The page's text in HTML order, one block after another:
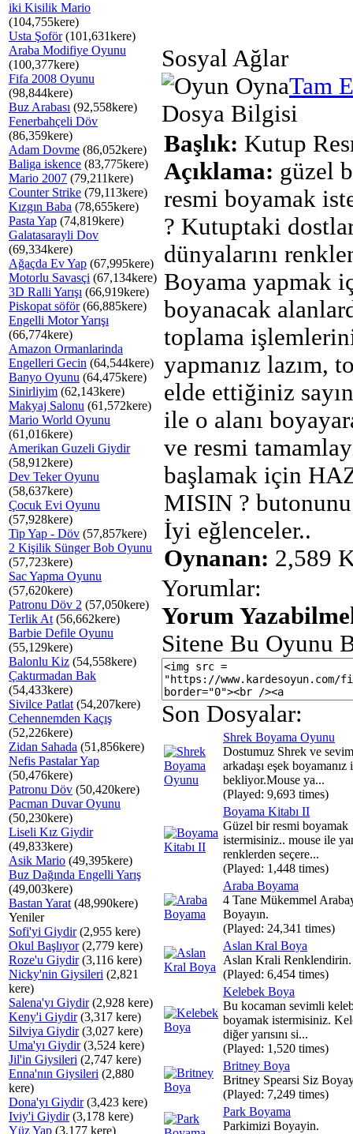
iki Kisilik Mario
(104,755kere)
Usta Şoför(101,631kere)
Araba Modifiye Oyunu
(100,377kere)
Fifa 2008 Oyunu
(98,844kere)
Buz Arabası (92,558kere)
Fenerbahçeli Döv
(86,359kere)
Adam Dovme (86,052kere)
Baliga iskence (83,775kere)
Mario 2007 (79,211kere)
Counter Strike (79,113kere)
Kızgın Baba (78,655kere)
Pasta Yap (74,819kere)
Galatasarayli Dov
(69,334kere)
Ağaçda Ev Yap (67,995kere)
Motorlu Savasçi (67,134kere)
3D Ralli Yarışı (66,919kere)
Piskopat söför(66,885kere)
Engelli Motor Yarışı
(66,774kere)
Amazon Ormanlarinda
Engelleri Gecin (64,544kere)
Banyo Oyunu (64,475kere)
Sinirliyim (62,143kere)
Makyaj Salonu (61,572kere)
Mario World Oyunu
(61,016kere)
Amerikan Guzeli Giydir
(58,912kere)
Dev Teker Oyunu
(58,637kere)
Çocuk Evi Oyunu
(57,928kere)
Tip Yap - Döv (57,857kere)
2 Kişilik Sünger Bob Oyunu
(57,723kere)
Sac Yapma Oyunu
(57,620kere)
Patronu Döv 2 (57,050kere)
Terlik At (56,662kere)
Barbie Defile Oyunu
(55,129kere)
Balonlu Kiz (54,558kere)
Çaktırmadan Bak
(54,433kere)
Sivilce Patlat (54,207kere)
Cehennemden Kaçış
(52,226kere)
Zidan Sahada (51,856kere)
Nefis Pastalar Yap
(50,476kere)
Patronu Döv (50,420kere)
Pacman Duvar Oyunu
(50,230kere)
Liseli Kız Giydir
(49,833kere)
Asik Mario (49,395kere)
Buz Dağında Engelli Yarış
(49,003kere)
Bastan Yarat (48,990kere)
Yeniler
Sofi'yi Giydir(2,955 kere)
Okul Başlıyor(2,779 kere)
Roze'u Giydir(3,116 kere)
Nicky'nin Giysileri (2,821
kere)
Salena'yı Giydir(2,928 kere)
Keny'i Giydir(3,317 kere)
Silviya Giydir(3,027 kere)
Uma'yı Giydir(3,524 kere)
Jil'in Giysileri (2,747 kere)
Enna'nın Giysileri (2,880
kere)
Dona'yı Giydir(3,423 kere)
Iviy'i Giydir(3,178 kere)
Yüz Yap (3,177 kere)
Sosyal Ağlar
Tam
Dosya Bilgisi
Başlık: Kutup
Açıklama: güzel
resmi boyamak
? Kutuptaki
dünyalarını
Boyama yapmak
boyanacak
toplama
yapmanız lazım,
elde ettiğiniz
ile o alanı
ve resmi
başlamak için
MISIN ? butonunu
İyi eğlenceler..
Oynanan: 2,589
Yorumlar:
Yorum
Sitene Bu Oyunu
Son Dosyalar:
Shrek Boyama Oyunu
Dostumuz Shrek ve
arkadaşı eşek
bekliyor.Mouse ya...
(Played: 9,693 times)
Boyama Kitabı II
Güzel bir resmi boyamak
istermisiniz.. mouse ile
renklerden seçere...
(Played: 1,448 times)
Araba Boyama
4 Tane Mükemmel
Boyayın.
(Played: 24,341 times)
Aslan Kral Boya
Aslan Krali Renklendirin.
(Played: 6,454 times)
Kelebek Boya
Bu kocaman sevimli
boyamak istermisiniz.
diğer yarısını si...
(Played: 1,520 times)
Britney Boya
Britney Spearsi Siz
(Played: 7,249 times)
Park Boyama
Parkimizi Boyayin.